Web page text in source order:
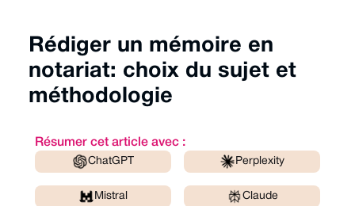
Rédiger un mémoire en
notariat: choix du sujet et
méthodologie
Résumer cet article avec :
ChatGPT Perplexity
Mistral Claude